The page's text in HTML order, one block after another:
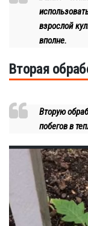
взрослой
вполне.
Вторая
Вторую
побегов в